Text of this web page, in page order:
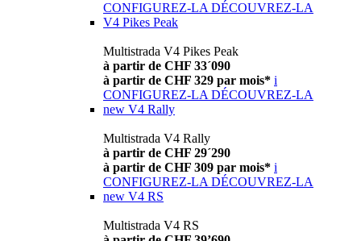
CONFIGUREZ-LA DÉCOUVREZ-LA
V4 Pikes Peak
Multistrada V4 Pikes Peak
à partir de CHF 33´090
à partir de CHF 329 par mois* i
CONFIGUREZ-LA DÉCOUVREZ-LA
new V4 Rally
Multistrada V4 Rally
à partir de CHF 29´290
à partir de CHF 309 par mois* i
CONFIGUREZ-LA DÉCOUVREZ-LA
new V4 RS
Multistrada V4 RS